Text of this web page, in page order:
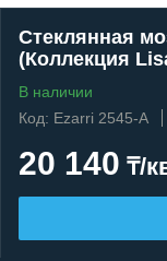
Стеклянная
(Коллекция
В наличии
Код: Ezarri 2545-A
20 140 ₸/